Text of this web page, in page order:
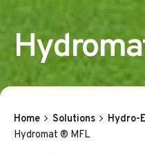
Home Solutions
Hydro-
Hydromat ® MFL